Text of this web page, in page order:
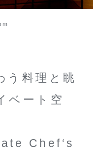
う料理と眺
ベート空
Chef‘s